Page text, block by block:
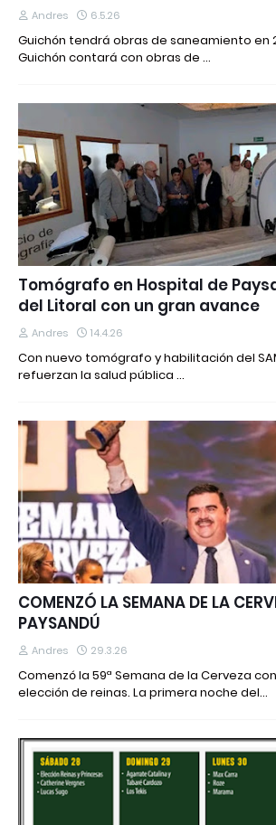
Andres 6.5.26
Guichón tendrá obras de saneamiento en
Guichón contará con obras de …
Tomógrafo en Hospital de
del Litoral con un gran avance
Andres 14.4.26
Con nuevo tomógrafo y habilitación del
refuerzan la salud pública …
COMENZÓ LA SEMANA DE LA
PAYSANDÚ
Andres 29.3.26
Comenzó la 59ª Semana de la Cerveza
elección de reinas. La primera noche del…